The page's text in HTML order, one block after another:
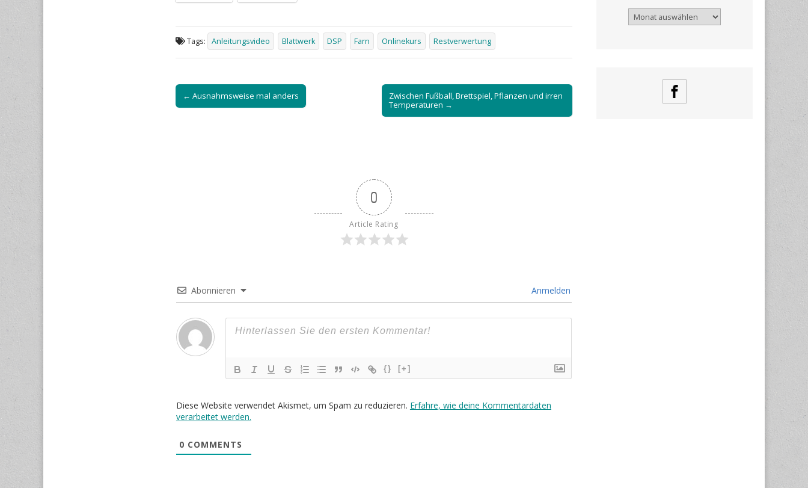
Tags: Anleitungsvideo Blattwerk DSP Farn Onlinekurs Restverwertung
Post
navigation
← Ausnahmsweise mal anders
Zwischen Fußball, Brettspiel, Pflanzen und irren
Temperaturen →
0
Article Rating
Abonnieren Anmelden
{} [+]
Diese Website verwendet Akismet, um Spam zu reduzieren. Erfahre, wie deine Kommentardaten
verarbeitet werden.
0 COMMENTS
Archiv